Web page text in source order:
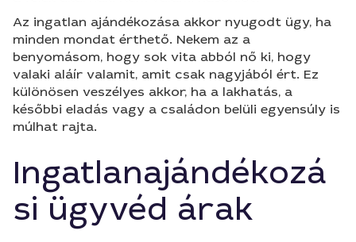
Az ingatlan ajándékozása akkor nyugodt ügy, ha
minden mondat érthető. Nekem az a
benyomásom, hogy sok vita abból nő ki, hogy
valaki aláír valamit, amit csak nagyjából ért. Ez
különösen veszélyes akkor, ha a lakhatás, a
későbbi eladás vagy a családon belüli egyensúly is
múlhat rajta.
Ingatlanajándékozá
si ügyvéd árak